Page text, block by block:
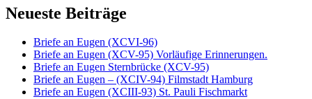
zu
sagen
Neueste Beiträge
Briefe an Eugen (XCVI-96)
Briefe an Eugen (XCV-95) Vorläufige Erinnerungen.
Briefe an Eugen Sternbrücke (XCV-95)
Briefe an Eugen – (XCIV-94) Filmstadt Hamburg
Briefe an Eugen (XCIII-93) St. Pauli Fischmarkt